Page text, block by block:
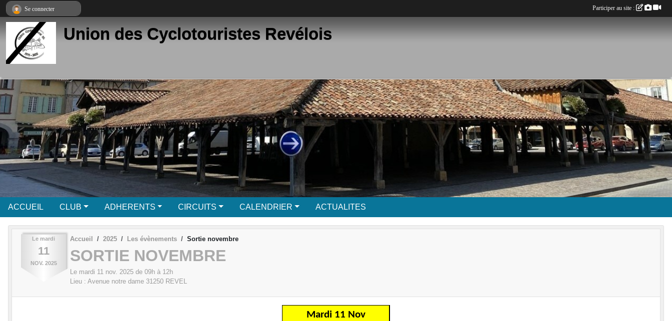
Union des Cyclotouristes Revélois
ACCUEIL CLUB ADHERENTS CIRCUITS CALENDRIER ACTUALITES
Le mardi
11
NOV. 2025
Accueil 2025 Les évènements Sortie novembre
SORTIE NOVEMBRE
Le mardi 11 nov. 2025 de 09h à 12h
Lieu : Avenue notre dame 31250 REVEL
Mardi 11 Nov
Se connecter Participer au site :
Panneau de gestion des cookies